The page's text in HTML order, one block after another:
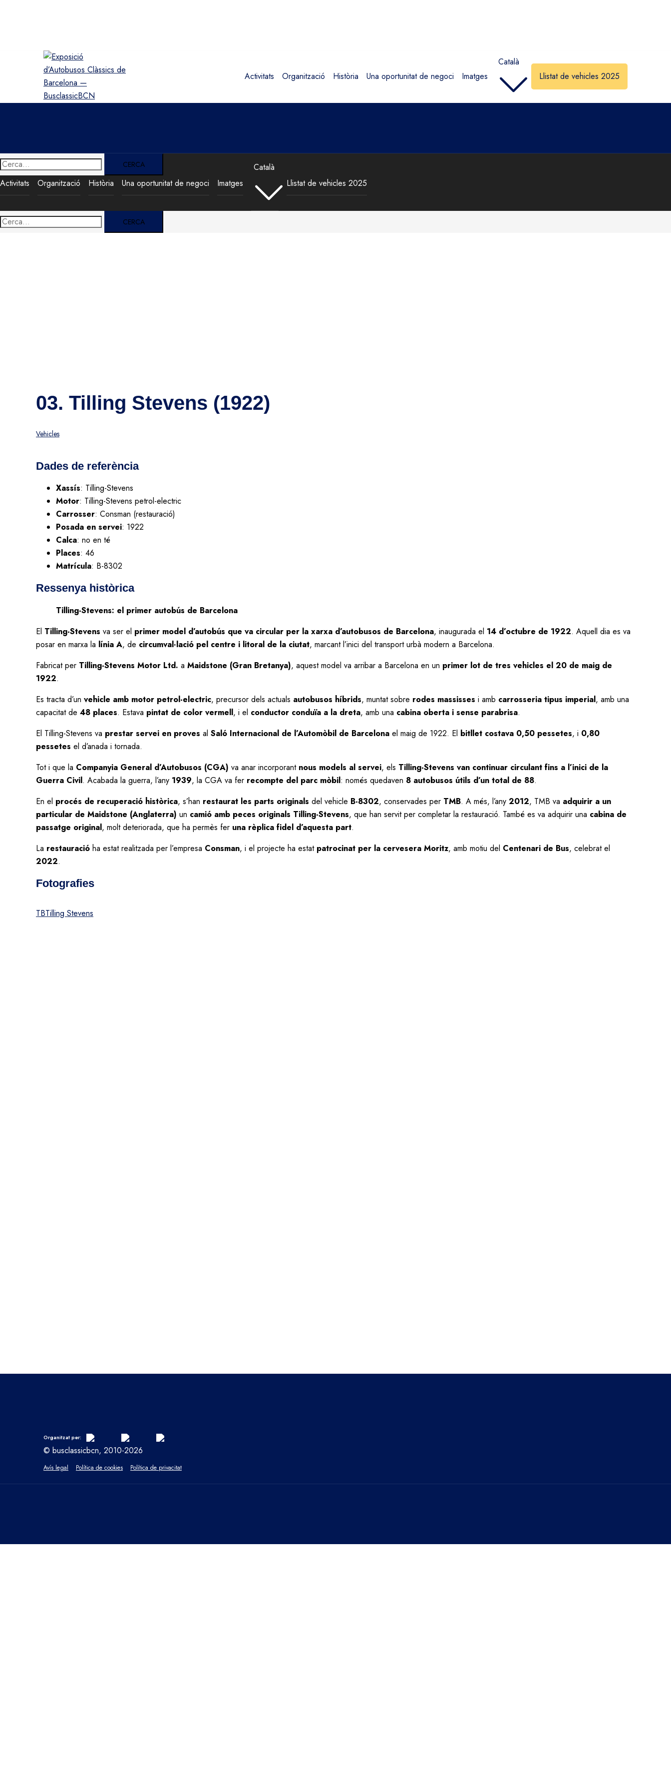
Activitats Organització Història Una oportunitat de negoci Imatges
Català
Llistat de vehicles 2025
Cerca:
Activitats
Organització Història Una oportunitat de negoci Imatges
Català
Llistat de vehicles 2025
Cerca:
03. Tilling Stevens (1922)
Vehicles
Dades de referència
Xassís: Tilling-Stevens
Motor: Tilling-Stevens petrol-electric
Carrosser: Consman (restauració)
Posada en servei: 1922
Calca: no en té
Places: 46
Matrícula: B-8302
Ressenya històrica
Tilling-Stevens: el primer autobús de Barcelona
El Tilling-Stevens va ser el primer model d’autobús que va circular per la xarxa d’autobusos de Barcelona, inaugurada el 14 d’octubre de 1922. Aquell dia es va
posar en marxa la línia A, de circumval·lació pel centre i litoral de la ciutat, marcant l’inici del transport urbà modern a Barcelona.
Fabricat per Tilling-Stevens Motor Ltd. a Maidstone (Gran Bretanya), aquest model va arribar a Barcelona en un primer lot de tres vehicles el 20 de maig de
1922.
Es tracta d’un vehicle amb motor petrol-electric, precursor dels actuals autobusos híbrids, muntat sobre rodes massisses i amb carrosseria tipus imperial, amb una
capacitat de 48 places. Estava pintat de color vermell, i el conductor conduïa a la dreta, amb una cabina oberta i sense parabrisa.
El Tilling-Stevens va prestar servei en proves al Saló Internacional de l’Automòbil de Barcelona el maig de 1922. El bitllet costava 0,50 pessetes, i 0,80
pessetes el d’anada i tornada.
Tot i que la Companyia General d’Autobusos (CGA) va anar incorporant nous models al servei, els Tilling-Stevens van continuar circulant fins a l’inici de la
Guerra Civil. Acabada la guerra, l’any 1939, la CGA va fer recompte del parc mòbil: només quedaven 8 autobusos útils d’un total de 88.
En el procés de recuperació històrica, s’han restaurat les parts originals del vehicle B-8302, conservades per TMB. A més, l’any 2012, TMB va adquirir a un
particular de Maidstone (Anglaterra) un camió amb peces originals Tilling-Stevens, que han servit per completar la restauració. També es va adquirir una cabina de
passatge original, molt deteriorada, que ha permès fer una rèplica fidel d’aquesta part.
La restauració ha estat realitzada per l’empresa Consman, i el projecte ha estat patrocinat per la cervesera Moritz, amb motiu del Centenari de Bus, celebrat el
2022.
Fotografies
TBTilling Stevens
Organitzat per:
© busclassicbcn, 2010-2026
Avís legal Política de cookies Política de privacitat